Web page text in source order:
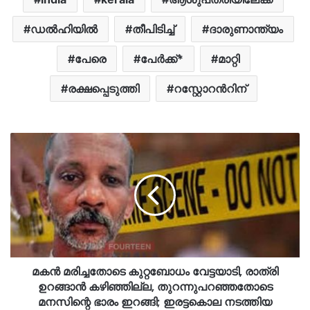
ഡൽഹിയിൽ തീപിടിച്ച് ദാരുണാന്ത്യം
പേരെ പേർക്ക്* മാറ്റി
രക്ഷപ്പെടുത്തി റസ്റ്റോറന്‍റിന്
മകൻ മരിച്ചതോടെ കുറ്റബോധം വേട്ടയാടി, രാത്രി
ഉറങ്ങാൻ കഴിഞ്ഞില്ല, തുറന്നുപറഞ്ഞതോടെ
മനസിന്റെ ഭാരം ഇറങ്ങി; ഇരട്ടകൊല നടത്തിയ